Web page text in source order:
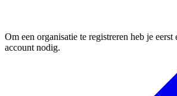
Om een organisatie te registreren heb je
account nodig.